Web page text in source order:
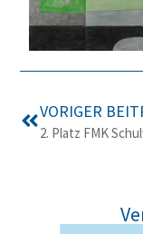
VORIGER